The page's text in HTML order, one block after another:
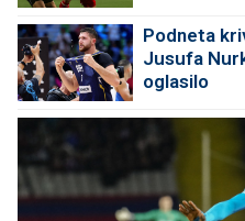
Podneta
Jusufa
oglasilo